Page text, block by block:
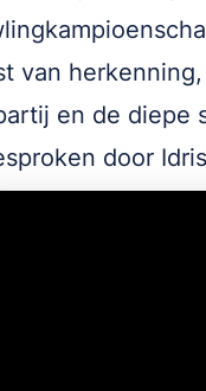
van
en de diepe
door